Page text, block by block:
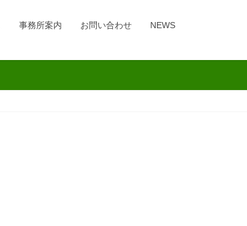
事務所案内 お問い合わせ NEWS